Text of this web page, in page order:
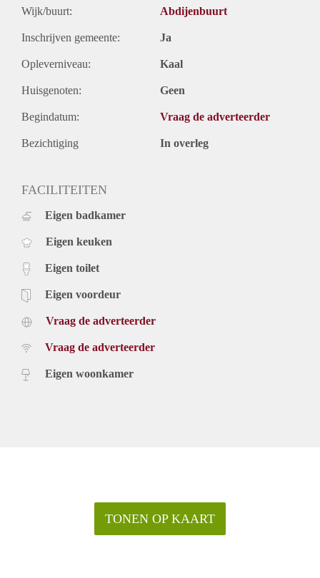
Wijk/buurt: Abdijenbuurt
Inschrijven gemeente: Ja
Opleverniveau: Kaal
Huisgenoten: Geen
Begindatum: Vraag de adverteerder
Bezichtiging In overleg
FACILITEITEN
Eigen badkamer
Eigen keuken
Eigen toilet
Eigen voordeur
Vraag de adverteerder
Vraag de adverteerder
Eigen woonkamer
TONEN OP KAART